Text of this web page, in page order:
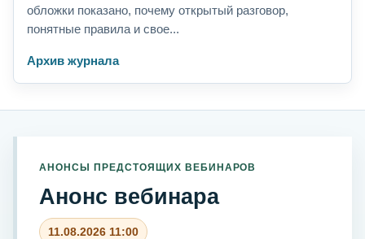
обложки показано, почему открытый разговор,
понятные правила и свое...
Архив журнала
АНОНСЫ ПРЕДСТОЯЩИХ ВЕБИНАРОВ
Анонс вебинара
11.08.2026 11:00